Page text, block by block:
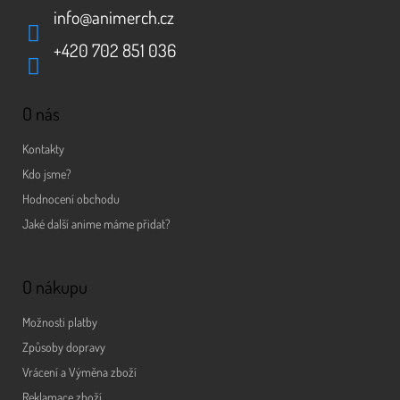
info@animerch.cz
+420 702 851 036
O nás
Kontakty
Kdo jsme?
Hodnocení obchodu
Jaké další anime máme přidat?
O nákupu
Možnosti platby
Způsoby dopravy
Vrácení a Výměna zboží
Reklamace zboží